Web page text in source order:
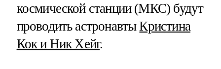
космической станции (МКС) будут
проводить астронавтыКристина
Кок и Ник Хейг.